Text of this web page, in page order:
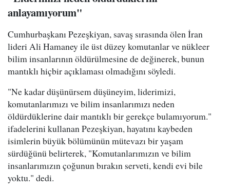
anlayamıyorum"
Cumhurbaşkanı Pezeşkiyan, savaş sırasında ölen İran
lideri Ali Hamaney ile üst düzey komutanlar ve nükleer
bilim insanlarının öldürülmesine de değinerek, bunun
mantıklı hiçbir açıklaması olmadığını söyledi.
"Ne kadar düşünürsem düşüneyim, liderimizi,
komutanlarımızı ve bilim insanlarımızı neden
öldürdüklerine dair mantıklı bir gerekçe bulamıyorum."
ifadelerini kullanan Pezeşkiyan, hayatını kaybeden
isimlerin büyük bölümünün mütevazı bir yaşam
sürdüğünü belirterek, "Komutanlarımızın ve bilim
insanlarımızın çoğunun bırakın serveti, kendi evi bile
yoktu." dedi.